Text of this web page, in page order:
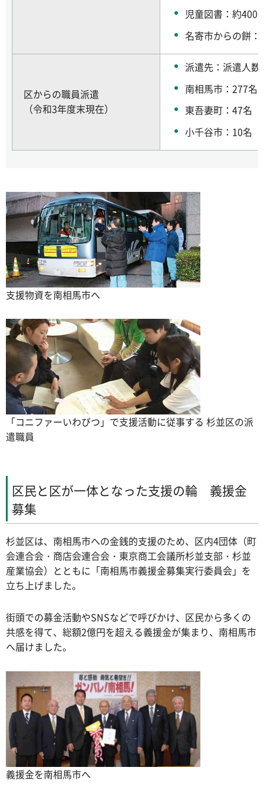
児童図書：約400
名寄市からの餅
区からの職員派遣
（令和3年度末現在）
派遣先：派遣人
南相馬市：277名
東吾妻町：47名
小千谷市：10名
支援物資を南相馬市へ
「コニファーいわびつ」で支援活動に従事する 杉並区の派
遣職員
区民と区が一体となった支援の輪 義援金
募集
杉並区は、南相馬市への金銭的支援のため、区内4団体（町
会連合会・商店会連合会・東京商工会議所杉並支部・杉並
産業協会）とともに「南相馬市義援金募集実行委員会」を
立ち上げました。
街頭での募金活動やSNSなどで呼びかけ、区民から多くの
共感を得て、総額2億円を超える義援金が集まり、南相馬市
へ届けました。
義援金を南相馬市へ